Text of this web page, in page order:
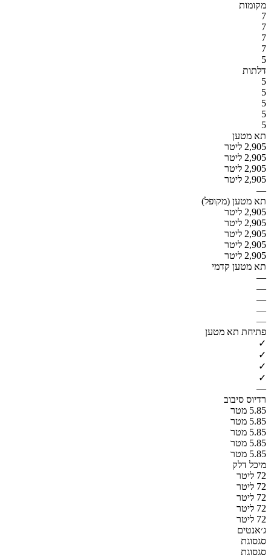
מקומות
7
7
7
7
5
דלתות
5
5
5
5
5
תא מטען
2,905 ליטר
2,905 ליטר
2,905 ליטר
2,905 ליטר
—
תא מטען (מקופל)
2,905 ליטר
2,905 ליטר
2,905 ליטר
2,905 ליטר
2,905 ליטר
תא מטען קדמי
—
—
—
—
—
פתיחת תא מטען
✓
✓
✓
✓
—
רדיוס סיבוב
5.85 מטר
5.85 מטר
5.85 מטר
5.85 מטר
5.85 מטר
מיכל דלק
72 ליטר
72 ליטר
72 ליטר
72 ליטר
72 ליטר
ג׳אנטים
סגסוגת
סגסוגת